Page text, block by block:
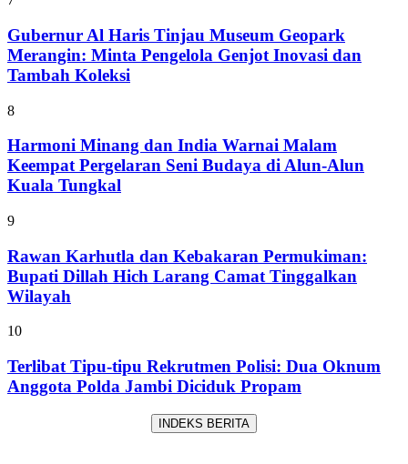
Gubernur Al Haris Tinjau Museum Geopark
Merangin: Minta Pengelola Genjot Inovasi dan
Tambah Koleksi
8
Harmoni Minang dan India Warnai Malam
Keempat Pergelaran Seni Budaya di Alun-Alun
Kuala Tungkal
9
Rawan Karhutla dan Kebakaran Permukiman:
Bupati Dillah Hich Larang Camat Tinggalkan
Wilayah
10
Terlibat Tipu-tipu Rekrutmen Polisi: Dua Oknum
Anggota Polda Jambi Diciduk Propam
INDEKS BERITA